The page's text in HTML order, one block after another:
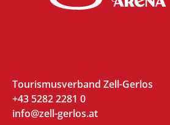
Tourismusverband Zell-Gerlos
+43 5282 2281 0
info@zell-gerlos.at